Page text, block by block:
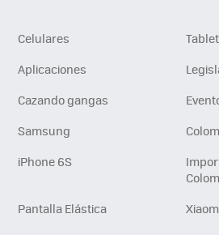
Celulares
Aplicaciones
Cazando gangas
Samsung
iPhone 6S
Pantalla Elástica